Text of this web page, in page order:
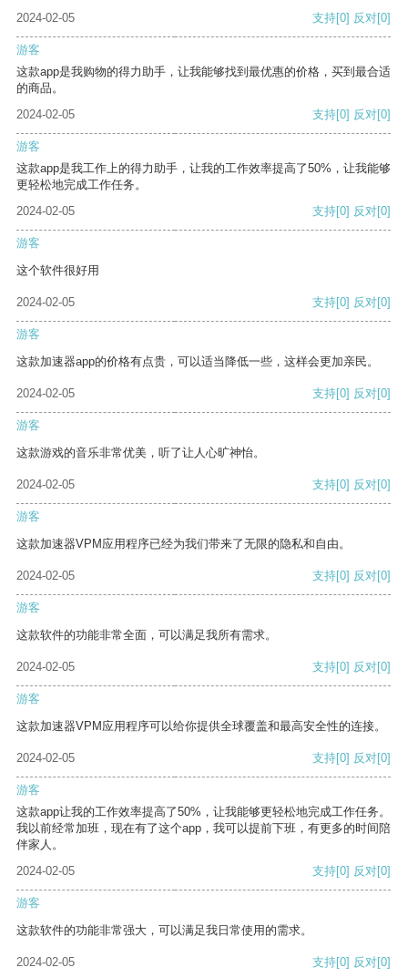
2024-02-05
支持[0] 反对[0]
游客
这款app是我购物的得力助手，让我能够找到最优惠的价格，买到最合适
的商品。
2024-02-05
支持[0] 反对[0]
游客
这款app是我工作上的得力助手，让我的工作效率提高了50%，让我能够
更轻松地完成工作任务。
2024-02-05
支持[0] 反对[0]
游客
这个软件很好用
2024-02-05 支持[0] 反对[0]
游客
这款加速器app的价格有点贵，可以适当降低一些，这样会更加亲民。
2024-02-05 支持[0] 反对[0]
游客
这款游戏的音乐非常优美，听了让人心旷神怡。
2024-02-05 支持[0] 反对[0]
游客
这款加速器VPM应用程序已经为我们带来了无限的隐私和自由。
2024-02-05 支持[0] 反对[0]
游客
这款软件的功能非常全面，可以满足我所有需求。
2024-02-05 支持[0] 反对[0]
游客
这款加速器VPM应用程序可以给你提供全球覆盖和最高安全性的连接。
2024-02-05 支持[0] 反对[0]
游客
这款app让我的工作效率提高了50%，让我能够更轻松地完成工作任务。
我以前经常加班，现在有了这个app，我可以提前下班，有更多的时间陪
伴家人。
2024-02-05
支持[0] 反对[0]
游客
这款软件的功能非常强大，可以满足我日常使用的需求。
2024-02-05 支持[0] 反对[0]